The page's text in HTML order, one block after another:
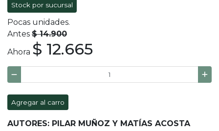
Stock por sucursal
Pocas unidades.
Antes $ 14.900
Ahora $ 12.665
Agregar al carro
AUTORES: PILAR MUÑOZ Y MATÍAS ACOSTA